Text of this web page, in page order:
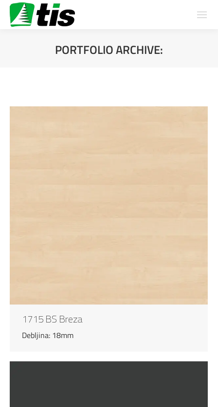
PORTFOLIO ARCHIVE:
1715 BS Breza
Debljina: 18mm